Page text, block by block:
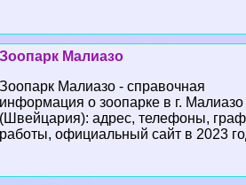
Зоопарк Малиазо
Зоопарк Малиазо - справочная
информация о зоопарке в г. Малиазо
(Швейцария): адрес, телефоны,
работы, официальный сайт в 2023